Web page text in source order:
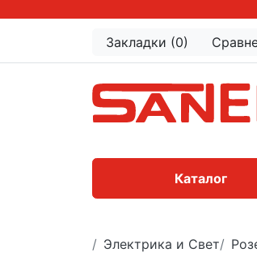
Закладки (0)
Каталог
Электрика и Свет